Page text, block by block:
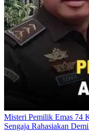
Misteri Pemilik Emas 74
Sengaja Rahasiakan